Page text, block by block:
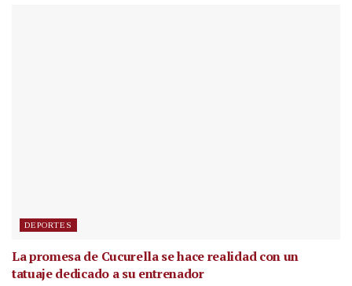
DEPORTES
La promesa de Cucurella se hace realidad con un
tatuaje dedicado a su entrenador